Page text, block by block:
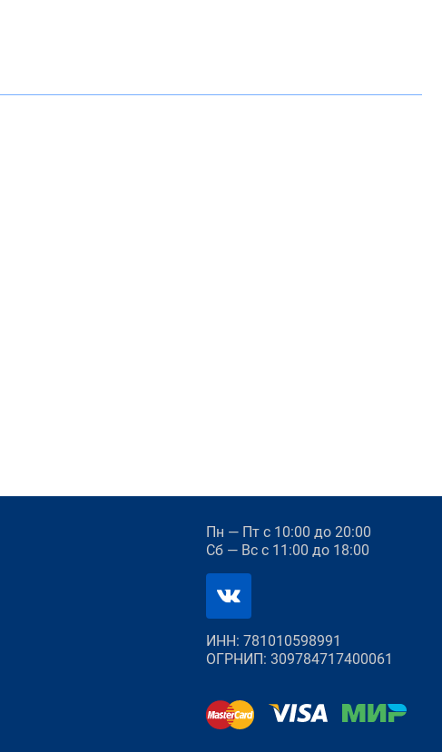
Пн — Пт с 10:00 до 20:00
Сб — Вс с 11:00 до 18:00
ИНН: 781010598991
ОГРНИП: 309784717400061